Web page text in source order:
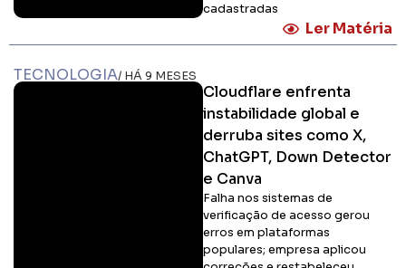
cadastradas
Ler Matéria
TECNOLOGIA/ HÁ 9 MESES
Cloudflare enfrenta
instabilidade global e
derruba sites como X,
ChatGPT, Down Detector
e Canva
Falha nos sistemas de
verificação de acesso gerou
erros em plataformas
populares; empresa aplicou